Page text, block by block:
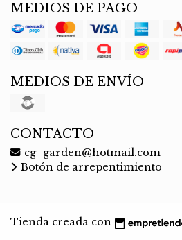
MEDIOS DE PAGO
MEDIOS DE ENVÍO
CONTACTO
cg_garden@hotmail.com
Botón de arrepentimiento
Tienda creada con